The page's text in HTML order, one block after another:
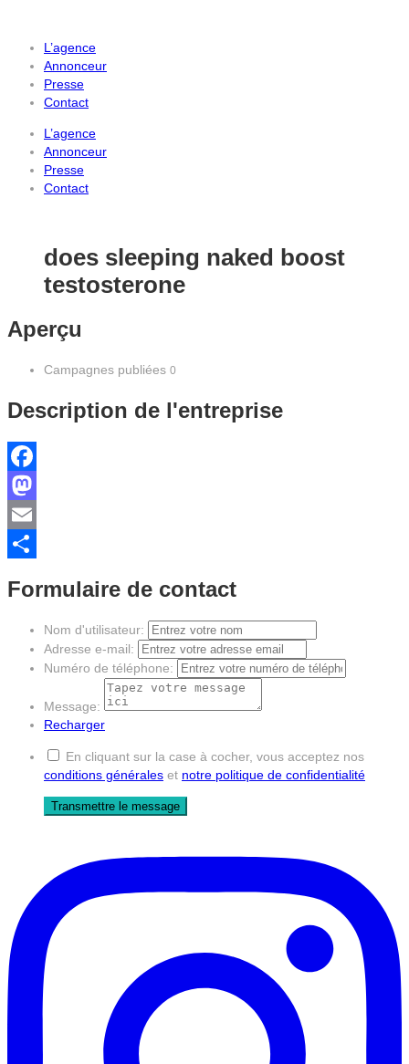
L’agence
Annonceur
Presse
Contact
L’agence
Annonceur
Presse
Contact
does sleeping naked boost
testosterone
Aperçu
Campagnes publiées 0
Description de l'entreprise
Facebook
Mastodon
Email
Formulaire de contact
Nom d'utilisateur:
Adresse e-mail:
Numéro de téléphone:
Message:
Recharger
En cliquant sur la case à cocher, vous acceptez nos
conditions générales et notre politique de confidentialité